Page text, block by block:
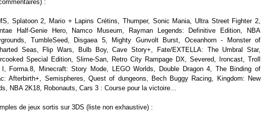
:
Splatoon 2, Mario + Lapins Crétins, Thumper, Sonic Mania, Ultra Street Fighter 2,
Half-Genie Hero, Namco Museum, Rayman Legends: Definitive Edition, NBA
TumbleSeed, Disgaea 5, Mighty Gunvolt Burst, Oceanhorn - Monster of
Seas, Flip Wars, Bulb Boy, Cave Story+, Fate/EXTELLA: The Umbral Star,
Special Edition, Slime-San, Retro City Rampage DX, Severed, Ironcast, Troll
I, Forma.8, Minecraft: Story Mode, LEGO Worlds, Double Dragon 4, The Binding of
Afterbirth+, Semispheres, Quest of dungeons, Bech Buggy Racing, Kingdom: New
NBA 2K18, Robonauts, Cars 3 : Course pour la victoire...
de jeux sortis sur 3DS (liste non exhaustive) :